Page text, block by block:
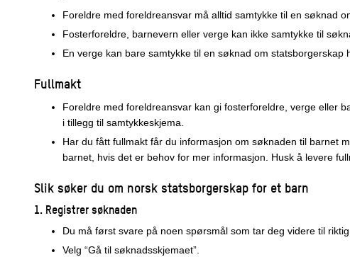
Foreldre med foreldreansvar må alltid samtykke til en søknad
Fosterforeldre, barnevern eller verge kan ikke samtykke til
En verge kan bare samtykke til en søknad om
Fullmakt
Foreldre med foreldreansvar kan gi fosterforeldre, verge eller
i tillegg til samtykkeskjema.
Har du fått fullmakt får du informasjon om søknaden til barnet
barnet, hvis det er behov for mer informasjon. Husk å levere
Slik søker du om norsk statsborgerskap for et barn
1. Registrer søknaden
Du må først svare på noen spørsmål som tar deg videre til
Velg “Gå til søknadsskjemaet”.